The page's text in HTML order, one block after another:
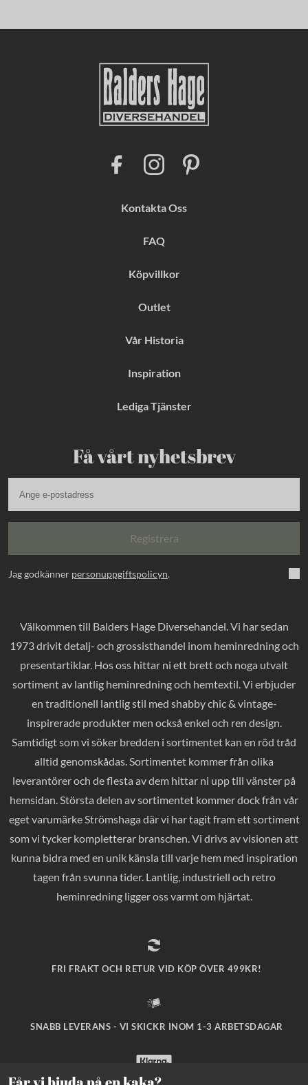
Kontakta Oss
FAQ
Köpvillkor
Outlet
Vår Historia
Inspiration
Lediga Tjänster
Få vårt nyhetsbrev
Registrera
Jag godkänner personuppgiftspolicyn.
b
o
I
n
g
a
m
Välkommen till Balders Hage Diversehandel. Vi har sedan
1973 drivit detalj- och grossisthandel inom heminredning och
presentartiklar. Hos oss hittar ni ett brett och noga utvalt
sortiment av lantlig heminredning och hemtextil. Vi erbjuder
en traditionell lantlig stil med shabby chic & vintage-
inspirerade produkter men också enkel och ren design.
Samtidigt som vi söker bredden i sortimentet kan en röd tråd
alltid genomskådas. Sortimentet kommer från olika
leverantörer och de flesta av dem hittar ni upp till vänster på
hemsidan. Största delen av sortimentet kommer dock från vår
eget varumärke Strömshaga där vi har tagit fram ett sortiment
som vi tycker kompletterar branschen. Vi drivs av visionen att
kunna bidra med en unik känsla till varje hem med inspiration
tagen från svunna tider. Lantlig, industriell och retro
heminredning ligger oss varmt om hjärtat.
FRI FRAKT OCH RETUR VID KÖP ÖVER 499KR!
SNABB LEVERANS - VI SKICKR INOM 1-3 ARBETSDAGAR